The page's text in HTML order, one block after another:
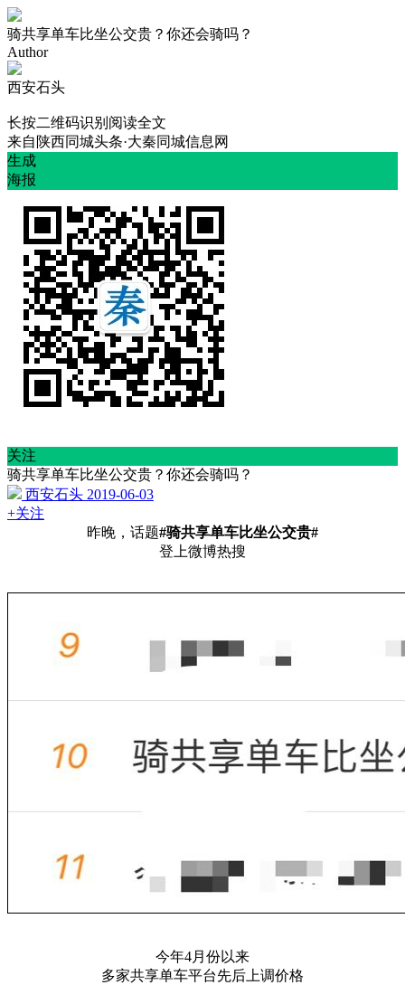
骑共享单车比坐公交贵？你还会骑吗？
Author
西安石头
长按二维码识别阅读全文
来自 陕西同城头条·大秦同城信息网
生成
海报
关注
骑共享单车比坐公交贵？你还会骑吗？
西安石头 2019-06-03
+关注
昨晚，话题#骑共享单车比坐公交贵#
登上微博热搜
今年4月份以来
多家共享单车平台先后上调价格